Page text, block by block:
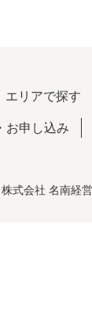
エリアで探す
お申し込み
式会社 名南経